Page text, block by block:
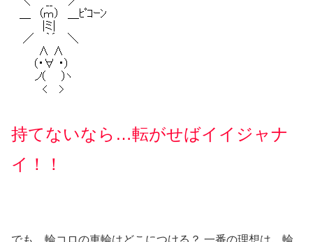
持てないなら…転がせばイイジャナ
イ！！
でも、輪コロの車輪はどこにつける？ 一番の理想は、輪